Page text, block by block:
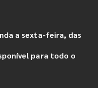
a sexta-feira, das
para todo o